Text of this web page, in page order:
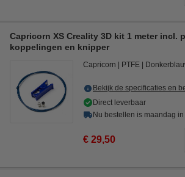
Capricorn XS Creality 3D kit 1 meter incl.
koppelingen en knipper
Capricorn PTFE
Bekijk de specificaties en
Direct leverbaar
Nu bestellen is maandag
€ 29,50